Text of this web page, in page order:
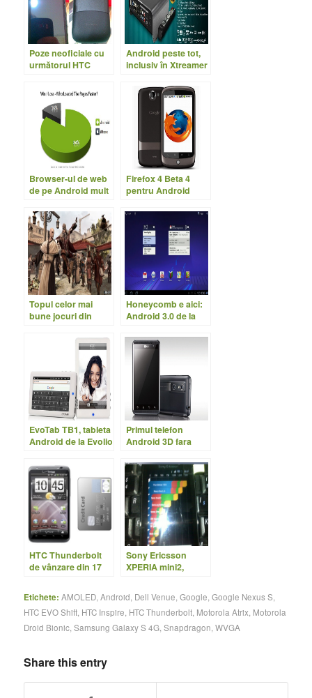
Poze neoficiale cu
următorul HTC
Android peste tot,
inclusiv în Xtreamer
Browser-ul de web
de pe Android mult
pe iPhone
Firefox 4 Beta 4
pentru Android
Topul celor mai
bune jocuri din
Honeycomb e aici:
Android 3.0 de la
realitate
EvoTab TB1, tableta
Android de la Evolio
Primul telefon
Android 3D fara
HTC Thunderbolt
de vânzare din 17
Sony Ericsson
XPERIA mini2,
Etichete: AMOLED,Android, Dell Venue,Google,Google Nexus S,
HTC EVO Shift, HTC Inspire, HTC Thunderbolt, Motorola Atrix, Motorola
Droid Bionic,Samsung Galaxy S 4G,Snapdragon,WVGA
Share this entry